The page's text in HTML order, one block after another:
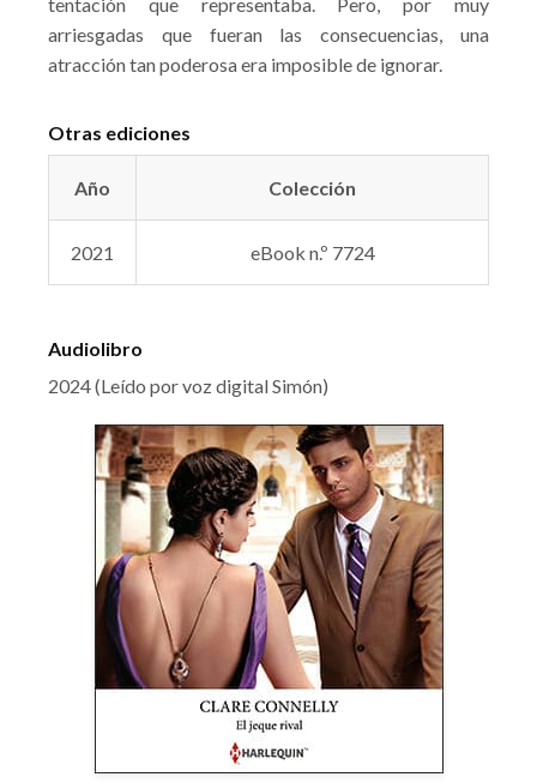
arriesgadas que fueran las consecuencias, una
atracción tan poderosa era imposible de ignorar.
Otras ediciones
Año Colección
2021 eBook n.º 7724
Audiolibro
2024 (Leído por voz digital Simón)